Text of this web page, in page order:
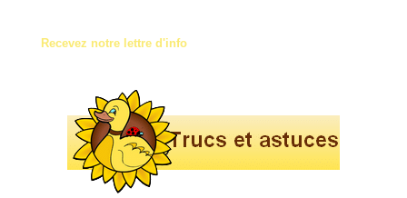
Recevez notre lettre d'info